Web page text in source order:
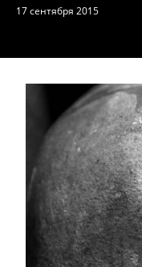
17 сентября 2015